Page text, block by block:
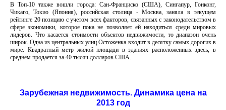
В Топ-10 также вошли города: Сан-Франциско (США), Сингапур, Гонконг,
Чикаго, Токио (Япония), российская столица - Москва, заняла в текущем
рейтинге 20 позицию с учетом всех факторов, связанных с законодательством в
сфере экономики, которое пока не позволяет ей находиться среди мировых
лидеров. Что касается стоимости объектов недвижимости, то диапазон очень
широк. Одна из центральных улиц Остоженка входит в десятку самых дорогих в
мире. Квадратный метр жилой площади в зданиях расположенных здесь, в
среднем продается за 40 тысяч долларов США.
Зарубежная недвижимость. Динамика цена на
2013 год